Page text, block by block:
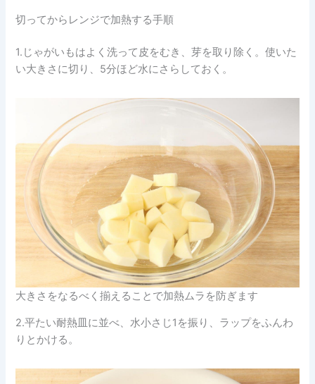
切ってからレンジで加熱する手順
1.じゃがいもはよく洗って皮をむき、芽を取り除く。使いた
い大きさに切り、5分ほど水にさらしておく。
大きさをなるべく揃えることで加熱ムラを防ぎます
2.平たい耐熱皿に並べ、水小さじ1を振り、ラップをふんわ
りとかける。